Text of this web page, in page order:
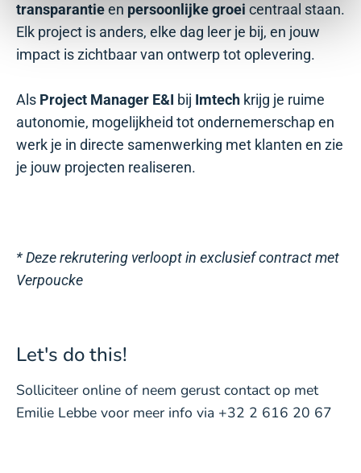
transparantie en persoonlijke groei centraal staan.
Elk project is anders, elke dag leer je bij, en jouw
impact is zichtbaar van ontwerp tot oplevering.
Als Project Manager E&I bij Imtech krijg je ruime
autonomie, mogelijkheid tot ondernemerschap en
werk je in directe samenwerking met klanten en zie
je jouw projecten realiseren.
* Deze rekrutering verloopt in exclusief contract met
Verpoucke
Let's do this!
Solliciteer online of neem gerust contact op met
Emilie Lebbe voor meer info via +32 2 616 20 67